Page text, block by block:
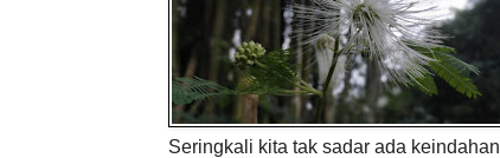
Seringkali kita tak sadar ada keindahan